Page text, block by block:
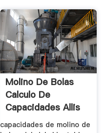
Molino De Bolas
Calculo De
Capacidades Allis
Chalmer
capacidades de molino de